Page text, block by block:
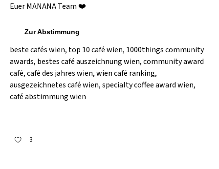
Euer MANANA Team ❤️
Zur Abstimmung
beste cafés wien, top 10 café wien, 1000things community
awards, bestes café auszeichnung wien, community award
café, café des jahres wien, wien café ranking,
ausgezeichnetes café wien, specialty coffee award wien,
café abstimmung wien
3